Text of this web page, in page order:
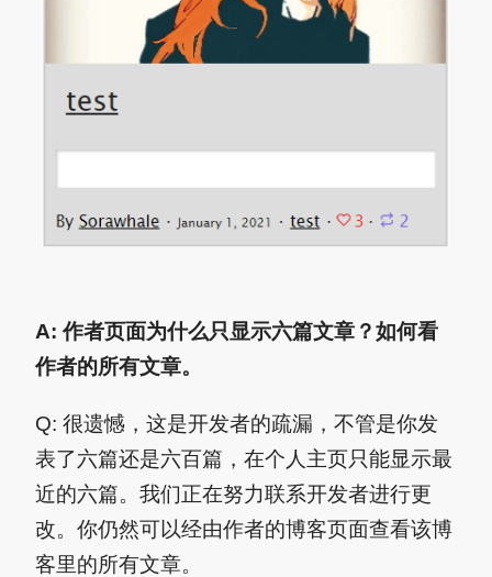
A: 作者页面为什么只显示六篇文章？如何看
作者的所有文章。
Q: 很遗憾，这是开发者的疏漏，不管是你发
表了六篇还是六百篇，在个人主页只能显示最
近的六篇。我们正在努力联系开发者进行更
改。你仍然可以经由作者的博客页面查看该博
客里的所有文章。